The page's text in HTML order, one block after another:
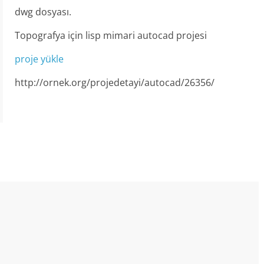
dwg dosyası.
Topografya için lisp mimari autocad projesi
proje yükle
http://ornek.org/projedetayi/autocad/26356/